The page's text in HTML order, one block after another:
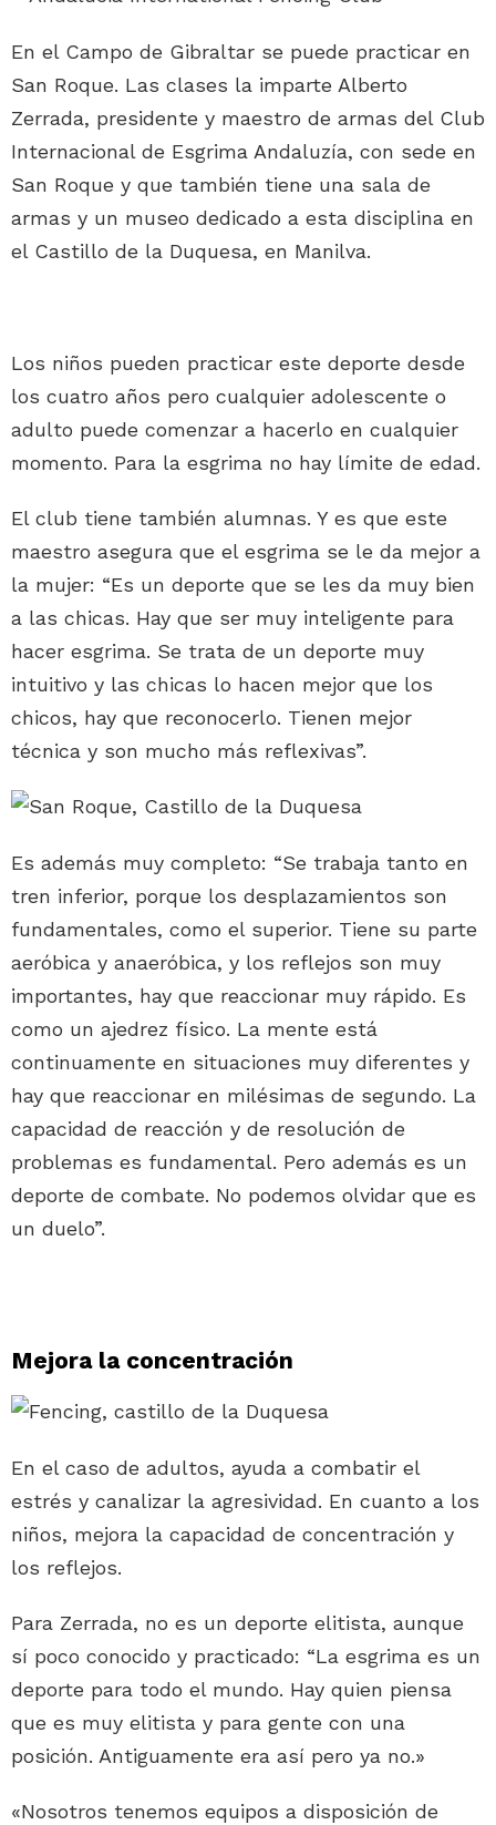
En el Campo de Gibraltar se puede practicar en
San Roque. Las clases la imparte Alberto
Zerrada, presidente y maestro de armas del Club
Internacional de Esgrima Andaluzía, con sede en
San Roque y que también tiene una sala de
armas y un museo dedicado a esta disciplina en
el Castillo de la Duquesa, en Manilva.
Los niños pueden practicar este deporte desde
los cuatro años pero cualquier adolescente o
adulto puede comenzar a hacerlo en cualquier
momento. Para la esgrima no hay límite de edad.
El club tiene también alumnas. Y es que este
maestro asegura que el esgrima se le da mejor a
la mujer: “Es un deporte que se les da muy bien
a las chicas. Hay que ser muy inteligente para
hacer esgrima. Se trata de un deporte muy
intuitivo y las chicas lo hacen mejor que los
chicos, hay que reconocerlo. Tienen mejor
técnica y son mucho más reflexivas”.
Es además muy completo: “Se trabaja tanto en
tren inferior, porque los desplazamientos son
fundamentales, como el superior. Tiene su parte
aeróbica y anaeróbica, y los reflejos son muy
importantes, hay que reaccionar muy rápido. Es
como un ajedrez físico. La mente está
continuamente en situaciones muy diferentes y
hay que reaccionar en milésimas de segundo. La
capacidad de reacción y de resolución de
problemas es fundamental. Pero además es un
deporte de combate. No podemos olvidar que es
un duelo”.
Mejora la concentración
En el caso de adultos, ayuda a combatir el
estrés y canalizar la agresividad. En cuanto a los
niños, mejora la capacidad de concentración y
los reflejos.
Para Zerrada, no es un deporte elitista, aunque
sí poco conocido y practicado: “La esgrima es un
deporte para todo el mundo. Hay quien piensa
que es muy elitista y para gente con una
posición. Antiguamente era así pero ya no.»
«Nosotros tenemos equipos a disposición de